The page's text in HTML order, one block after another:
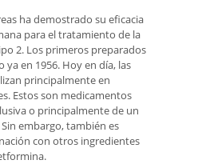
ha demostrado su eficacia
para el tratamiento de la
2. Los primeros preparados
ya en 1956. Hoy en día, las
principalmente en
Estos son medicamentos
o principalmente de un
embargo, también es
con otros ingredientes